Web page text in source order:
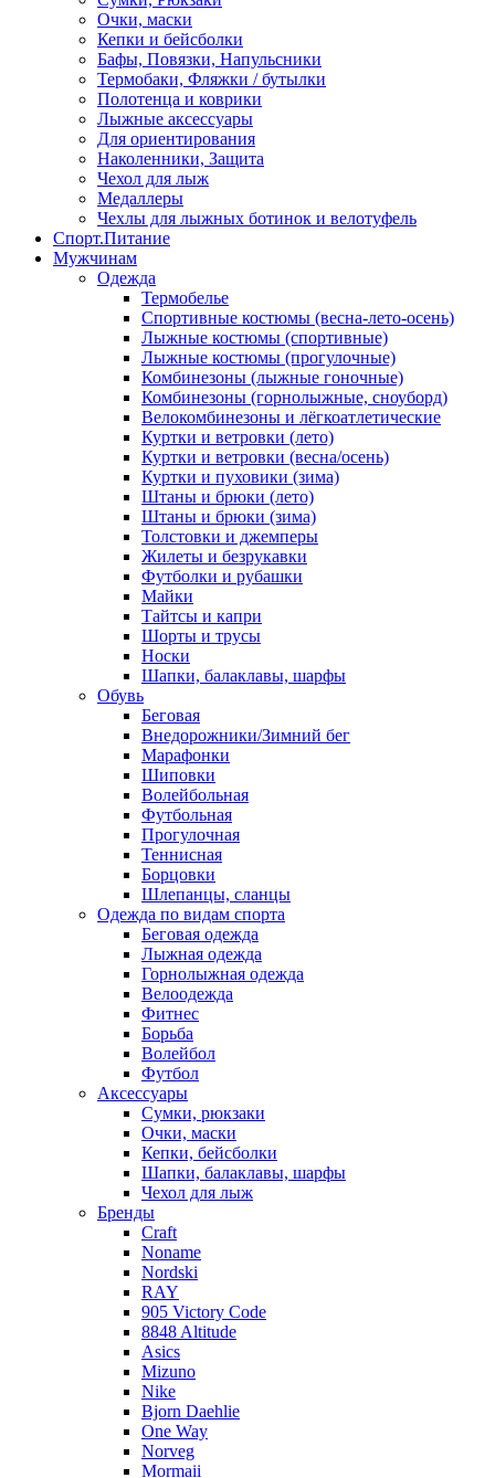
Очки, маски
Кепки и бейсболки
Бафы, Повязки, Напульсники
Термобаки, Фляжки / бутылки
Полотенца и коврики
Лыжные аксессуары
Для ориентирования
Наколенники, Защита
Чехол для лыж
Медаллеры
Чехлы для лыжных ботинок и велотуфель
Спорт.Питание
Мужчинам
Одежда
Термобелье
Спортивные костюмы (весна-лето-осень)
Лыжные костюмы (спортивные)
Лыжные костюмы (прогулочные)
Комбинезоны (лыжные гоночные)
Комбинезоны (горнолыжные, сноуборд)
Велокомбинезоны и лёгкоатлетические
Куртки и ветровки (лето)
Куртки и ветровки (весна/осень)
Куртки и пуховики (зима)
Штаны и брюки (лето)
Штаны и брюки (зима)
Толстовки и джемперы
Жилеты и безрукавки
Футболки и рубашки
Майки
Тайтсы и капри
Шорты и трусы
Носки
Шапки, балаклавы, шарфы
Обувь
Беговая
Внедорожники/Зимний бег
Марафонки
Шиповки
Волейбольная
Футбольная
Прогулочная
Теннисная
Борцовки
Шлепанцы, сланцы
Одежда по видам спорта
Беговая одежда
Лыжная одежда
Горнолыжная одежда
Велоодежда
Фитнес
Борьба
Волейбол
Футбол
Аксессуары
Сумки, рюкзаки
Очки, маски
Кепки, бейсболки
Шапки, балаклавы, шарфы
Чехол для лыж
Бренды
Craft
Noname
Nordski
RAY
905 Victory Code
8848 Altitude
Asics
Mizuno
Nike
Bjorn Daehlie
One Way
Norveg
Mormaii